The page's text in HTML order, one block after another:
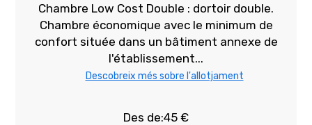
Chambre Low Cost Double : dortoir double.
Chambre économique avec le minimum de
confort située dans un bâtiment annexe de
l'établissement...
Descobreix més sobre l'allotjament
Des de:45 €